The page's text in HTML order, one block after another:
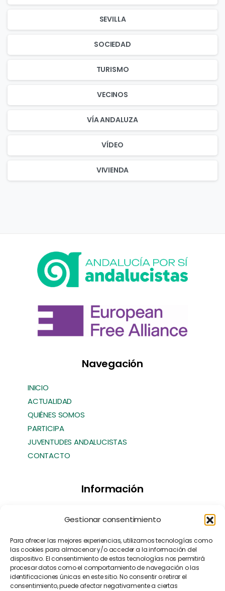
Gestionar consentimiento
Para ofrecer las mejores experiencias, utilizamos tecnologías como
las cookies para almacenar y/o acceder a la información del
dispositivo. El consentimiento de estas tecnologías nos permitirá
procesar datos como el comportamiento de navegación o las
identificaciones únicas en este sitio. No consentir o retirar el
consentimiento, puede afectar negativamente a ciertas
SEVILLA
SOCIEDAD
TURISMO
VECINOS
VÍA ANDALUZA
VÍDEO
VIVIENDA
Navegación
INICIO
ACTUALIDAD
QUIÉNES SOMOS
PARTICIPA
JUVENTUDES ANDALUCISTAS
CONTACTO
Información
Política de Privacidad
Contacto
Manifiesto EFA [EN]